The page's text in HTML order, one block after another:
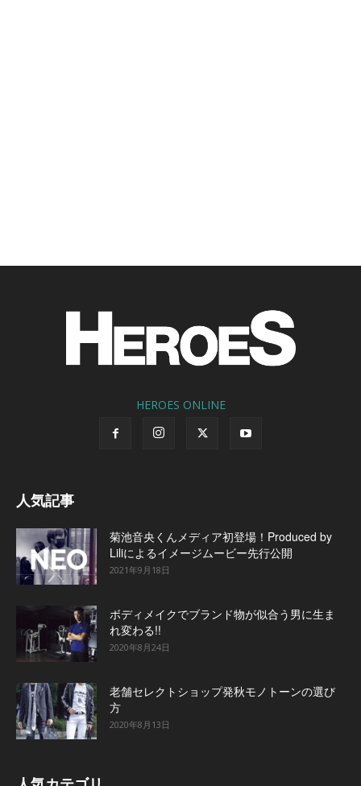
HEROES ONLINE
人気記事
菊池音央くんメディア初登場！Produced by
Liliによるイメージムービー先行公開
2021年9月18日
ボディメイクでブランド物が似合う男に生ま
れ変わる!!
2020年8月24日
老舗セレクトショップ発秋モノトーンの選び
方
2020年8月13日